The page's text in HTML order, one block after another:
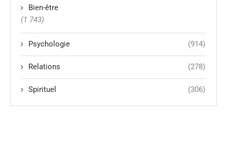
Bien-être
(1 743)
Psychologie (914)
Relations (278)
Spirituel (306)